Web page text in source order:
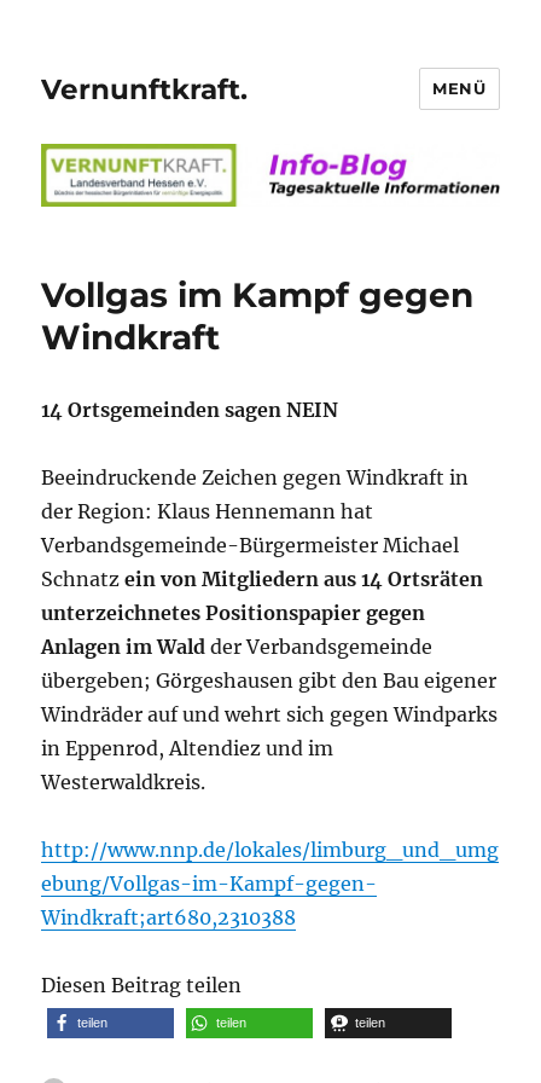
Vernunftkraft. MENÜ
Vollgas im Kampf gegen
Windkraft
14 Ortsgemeinden sagen NEIN
Beeindruckende Zeichen gegen Windkraft in
der Region: Klaus Hennemann hat
Verbandsgemeinde-Bürgermeister Michael
Schnatzein von Mitgliedern aus 14 Ortsräten
unterzeichnetes Positionspapier gegen
Anlagen im Wald der Verbandsgemeinde
übergeben; Görgeshausen gibt den Bau eigener
Windräder auf und wehrt sich gegen Windparks
in Eppenrod, Altendiez und im
Westerwaldkreis.
http://www.nnp.de/lokales/limburg_und_umg
ebung/Vollgas-im-Kampf-gegen-
Windkraft;art680,2310388
Diesen Beitrag teilen
teilen teilen teilen